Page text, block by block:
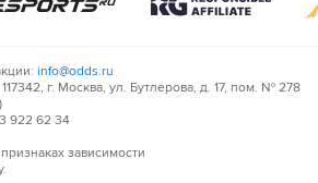
info@odds.ru
г. Москва, ул. Бутлерова, д. 17, пом. № 278
922 62 34
зависимости